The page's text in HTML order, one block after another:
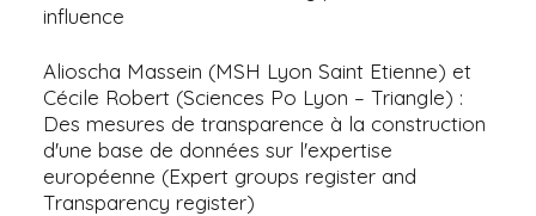
influence
Alioscha Massein (MSH Lyon Saint Etienne) et
Cécile Robert (Sciences Po Lyon – Triangle) :
Des mesures de transparence à la construction
d'une base de données sur l'expertise
européenne (Expert groups register and
Transparency register)